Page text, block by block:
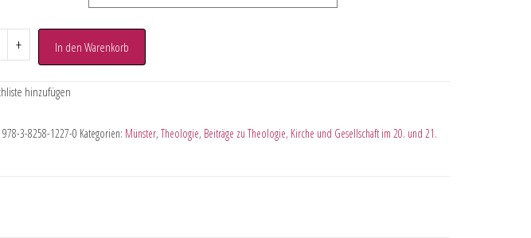
+ In den Warenkorb
978-3-8258-1227-0 Kategorien: Münster, Theologie, Beiträge zu Theologie, Kirche und Gesellschaft im 20. und 21.